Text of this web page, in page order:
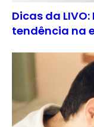
Dicas da
tendência na